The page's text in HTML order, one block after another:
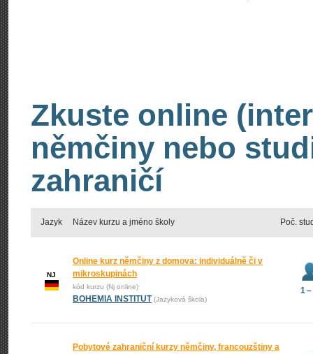
Zkuste online
němčiny nebo
zahraničí
Jazyk Název kurzu a jméno školy Poč.
NJ
Online kurz němčiny z domova: individuálně či v
mikroskupinách
kód kurzu (Nj online)
BOHEMIA INSTITUT (Jazyková škola)
1
Pobytové zahraniční kurzy němčiny, francouzštiny a